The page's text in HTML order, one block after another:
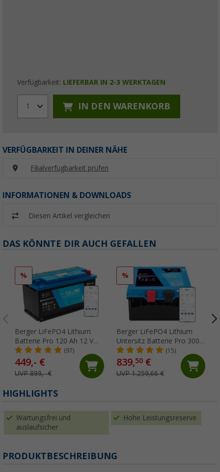
Verfügbarkeit: LIEFERBAR IN 2-3 WERKTAGEN
1 IN DEN WARENKORB
VERFÜGBARKEIT IN DEINER NÄHE
Filialverfügbarkeit prüfen
INFORMATIONEN & DOWNLOADS
Diesen Artikel vergleichen
DAS KÖNNTE DIR AUCH GEFALLEN
%
Berger LiFePO4 Lithium
Batterie Pro 120 Ah 12 V
mit Bluetooth & Heizung
(97)
449,- €
UVP 899,- €
%
Berger LiFePO4 Lithium
Untersitz Batterie Pro 300
Ah 12 V mit Bluetooth &
Heizung
(15)
839,50€
UVP 1.259,66 €
HIGHLIGHTS
Wartungsfrei und
auslaufsicher
Hohe Leistungsreserve
PRODUKTBESCHREIBUNG